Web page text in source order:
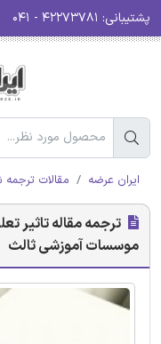
پشتیبانی:
ایران عرضه مقالات
ترجمه مقاله تاثیر
موسسات آموزشی ثالث